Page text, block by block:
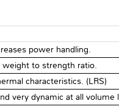
power handling.
weight to strength ratio.
characteristics. (LRS)
very dynamic at all volume